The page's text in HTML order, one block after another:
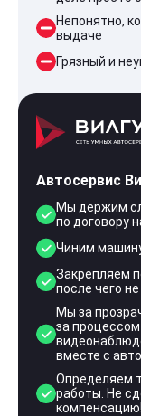
Непонятно,
выдаче
Грязный и
Автосервис
Мы держим
по договору
Чиним
Закрепляем
после чего
Мы за
за
вместе с
Определяем
работы. Не
компенсацию!